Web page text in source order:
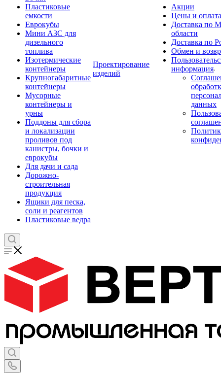
Пластиковые
емкости
Еврокубы
Мини АЗС для
дизельного
топлива
Изотермические
контейнеры
Крупногабаритные
контейнеры
Мусорные
контейнеры и
урны
Поддоны для сбора
и локализации
проливов под
канистры, бочки и
еврокубы
Для дачи и сада
Дорожно-
строительная
продукция
Ящики для песка,
соли и реагентов
Пластиковые ведра
Проектирование
изделий
Акции
Цены и оплата
Доставка по
области
Доставка по
Обмен и
информация
данных